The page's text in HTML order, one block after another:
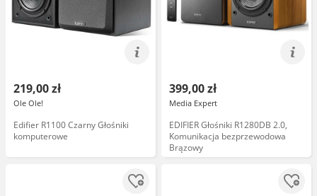
219,00 zł
Ole Ole!
Edifier R1100 Czarny Głośniki
komputerowe
399,00 zł
Media Expert
EDIFIER Głośniki R1280DB 2.0,
Komunikacja bezprzewodowa
Brązowy